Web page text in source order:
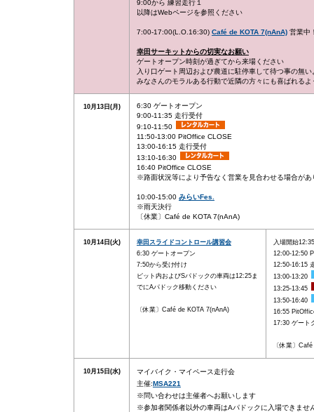
9:00から 練習走行１
以降はWebページを参照ください
7:00-17:00(L.O.16:30) Café de KOTA 7(nAnA) 営業中
幸田サーキットからの切実なお願い
ゲートオープン時刻が過ぎてから来場ください
入り口ゲート周辺および農道に駐停車して待つ事の無
みなさんのモラルある行動で近隣の方々にも喜ばれる
10月13日(月)
6:30 ゲートオープン
9:00-11:35 走行受付
9:10-11:50
11:50-13:00 PitOffice CLOSE
13:00-16:15 走行受付
13:10-16:30
16:40 PitOffice CLOSE
※路面状況等により予告なく営業を見合わせる場合があ
10:00-15:00 みらいFes.
※雨天決行
〔休業〕Café de KOTA 7(nAnA)
10月14日(火)
幸田スライドコントロール講習会
6:30 ゲートオープン
7:50から受け付け
ピット内およびSパドックの車両は12:25ま
でにAパドック移動ください
〔休業〕Café de KOTA 7(nAnA)
入場開始
12:00-12:50
12:50-16:15
13:00-13:20
13:25-13:45
13:50-16:40
16:55
17:30 ゲート
〔休業〕
10月15日(水)
マイバイク・マイペース走行会
主催:MSA221
※問い合わせは主催者へお願いします
※参加者関係者以外の車両はAパドックに入場できませ